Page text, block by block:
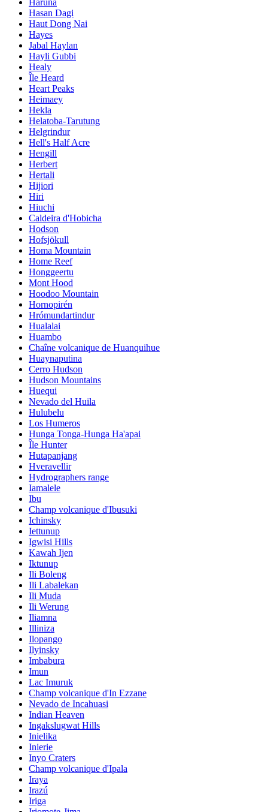
Hasan Dagi
Haut Dong Nai
Hayes
Jabal Haylan
Hayli Gubbi
Healy
Île Heard
Heart Peaks
Heimaey
Hekla
Helatoba-Tarutung
Helgrindur
Hell's Half Acre
Hengill
Herbert
Hertali
Hijiori
Hiri
Hiuchi
Caldeira d'Hobicha
Hodson
Hofsjökull
Homa Mountain
Home Reef
Honggeertu
Mont Hood
Hoodoo Mountain
Hornopirén
Hrómundartindur
Hualalai
Huambo
Chaîne volcanique de Huanquihue
Huaynaputina
Cerro Hudson
Hudson Mountains
Huequi
Nevado del Huila
Hulubelu
Los Humeros
Hunga Tonga-Hunga Ha'apai
Île Hunter
Hutapanjang
Hveravellir
Hydrographers range
Iamalele
Ibu
Champ volcanique d'Ibusuki
Ichinsky
Iettunup
Igwisi Hills
Kawah Ijen
Iktunup
Ili Boleng
Ili Labalekan
Ili Muda
Ili Werung
Iliamna
Illiniza
Ilopango
Ilyinsky
Imbabura
Imun
Lac Imuruk
Champ volcanique d'In Ezzane
Nevado de Incahuasi
Indian Heaven
Ingakslugwat Hills
Inielika
Inierie
Inyo Craters
Champ volcanique d'Ipala
Iraya
Irazú
Iriga